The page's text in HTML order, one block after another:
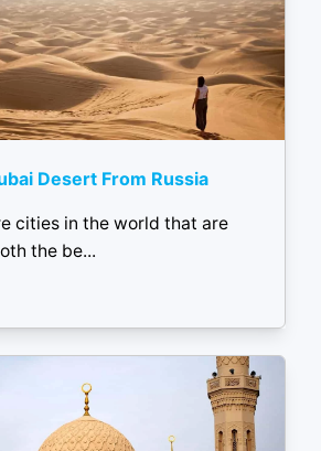
Desert From Russia
cities in the world that are
the be...